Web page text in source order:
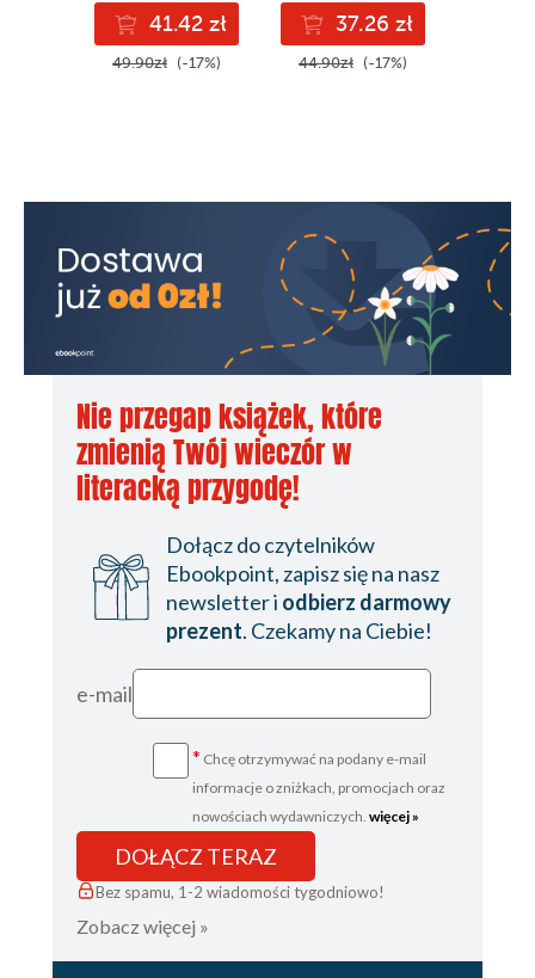
41.42 zł
49.90zł (-17%)
37.26 zł
44.90zł (-17%)
Nie przegap książek, które
zmienią Twój wieczór w
literacką przygodę!
Dołącz do czytelników
Ebookpoint, zapisz się na nasz
newsletter i odbierz darmowy
prezent. Czekamy na Ciebie!
e-mail
* Chcę otrzymywać na podany e-mail
informacje o zniżkach, promocjach oraz
nowościach wydawniczych. więcej »
DOŁĄCZ TERAZ
Bez spamu, 1-2 wiadomości tygodniowo!
Zobacz więcej »